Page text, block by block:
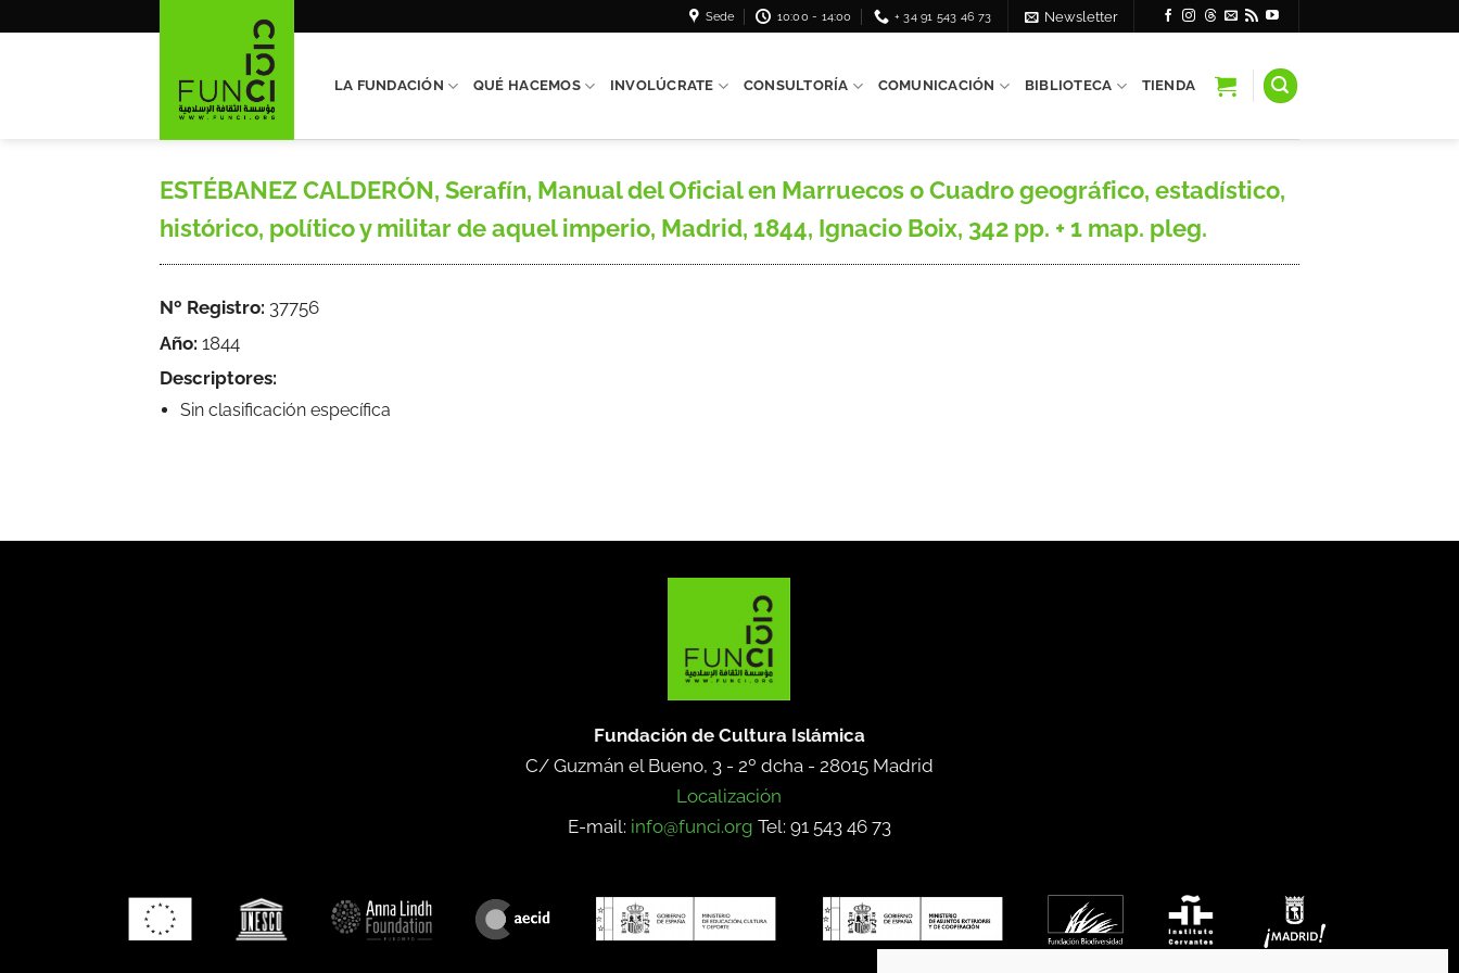
Sede 10:00 - 14:00 + 34 91 543 46 73 Newsletter
LA FUNDACIÓN QUÉ HACEMOS INVOLÚCRATE CONSULTORÍA COMUNICACIÓN BIBLIOTECA TIENDA
ESTÉBANEZ CALDERÓN, Serafín, Manual del Oficial en Marruecos o Cuadro geográfico, estadístico,
histórico, político y militar de aquel imperio, Madrid, 1844, Ignacio Boix, 342 pp. + 1 map. pleg.
Nº Registro: 37756
Año: 1844
Descriptores:
Sin clasificación específica
Fundación de Cultura Islámica
C/ Guzmán el Bueno, 3 - 2º dcha - 28015 Madrid
Localización
E-mail: info@funci.org Tel: 91 543 46 73